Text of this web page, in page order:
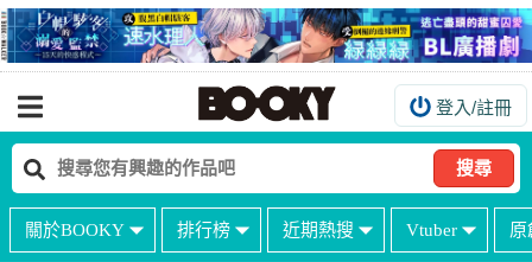
登入/註冊
搜尋
關於BOOKY 排行榜 近期熱搜 Vtuber 原
我的訂單
如何購買